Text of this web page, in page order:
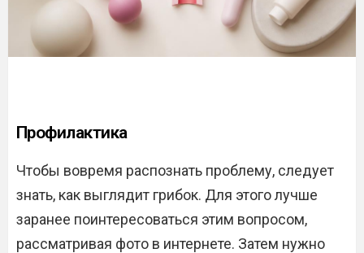
Профилактика
Чтобы вовремя распознать проблему, следует
знать, как выглядит грибок. Для этого лучше
заранее поинтересоваться этим вопросом,
рассматривая фото в интернете. Затем нужно